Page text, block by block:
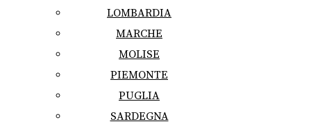
LOMBARDIA
MARCHE
MOLISE
PIEMONTE
PUGLIA
SARDEGNA